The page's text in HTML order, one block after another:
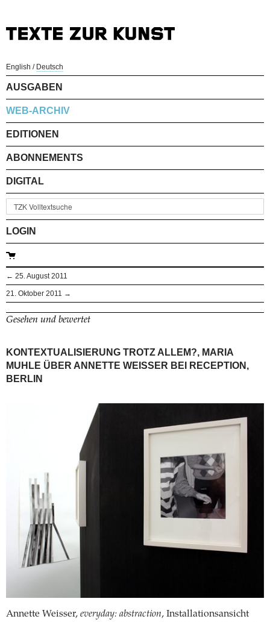
English / Deutsch
AUSGABEN
WEB-ARCHIV
EDITIONEN
ABONNEMENTS
DIGITAL
LOGIN
← 25. August 2011
21. Oktober 2011 →
Gesehen und bewertet
KONTEXTUALISIERUNG TROTZ ALLEM?, MARIA
MUHLE ÜBER ANNETTE WEISSER BEI RECEPTION,
BERLIN
Annette Weisser, everyday: abstraction, Installationsansicht